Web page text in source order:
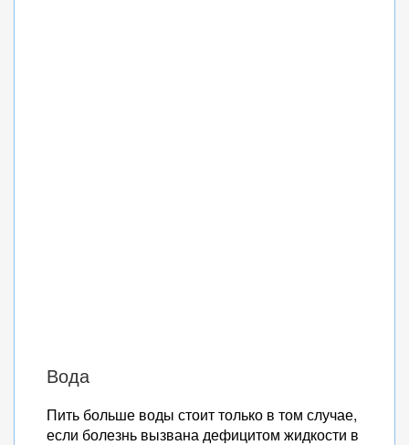
Вода
Пить больше воды стоит только в том случае,
если болезнь вызвана дефицитом жидкости в